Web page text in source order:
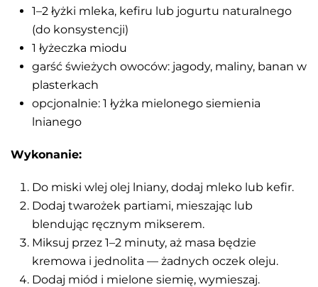
1–2 łyżki mleka, kefiru lub jogurtu naturalnego
(do konsystencji)
1 łyżeczka miodu
garść świeżych owoców: jagody, maliny, banan w
plasterkach
opcjonalnie: 1 łyżka mielonego siemienia
lnianego
Wykonanie:
Do miski wlej olej lniany, dodaj mleko lub kefir.
Dodaj twarożek partiami, mieszając lub
blendując ręcznym mikserem.
Miksuj przez 1–2 minuty, aż masa będzie
kremowa i jednolita — żadnych oczek oleju.
Dodaj miód i mielone siemię, wymieszaj.